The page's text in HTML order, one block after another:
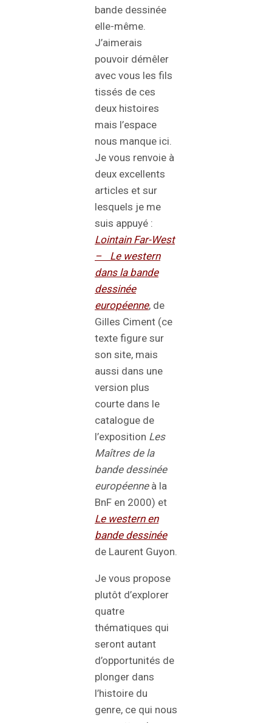
bande dessinée
elle-même.
J’aimerais
pouvoir démêler
avec vous les fils
tissés de ces
deux histoires
mais l’espace
nous manque ici.
Je vous renvoie à
deux excellents
articles et sur
lesquels je me
suis appuyé :
Lointain Far-West
– Le western
dans la bande
dessinée
européenne, de
Gilles Ciment (ce
texte figure sur
son site, mais
aussi dans une
version plus
courte dans le
catalogue de
l’exposition Les
Maîtres de la
bande dessinée
européenneà la
BnF en 2000) et
Le western en
bande dessinée
de Laurent Guyon.
Je vous propose
plutôt d’explorer
quatre
thématiques qui
seront autant
d’opportunités de
plonger dans
l’histoire du
genre, ce qui nous